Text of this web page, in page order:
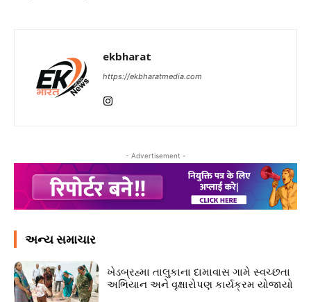
ekbharat
https://ekbharatmedia.com
- Advertisement -
અન્ય સમાચાર
ખેડબ્રહ્મા તાલુકાના દામાવાસ ગામે સ્વચ્છતા
અભિયાન અને વૃક્ષારોપણ કાર્યક્રમ યોજાયો